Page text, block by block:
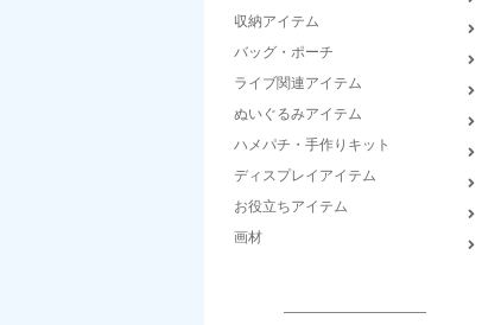
収納アイテム
バッグ・ポーチ
ライブ関連アイテム
ぬいぐるみアイテム
ハメパチ・手作りキット
ディスプレイアイテム
お役立ちアイテム
画材
――――――――――